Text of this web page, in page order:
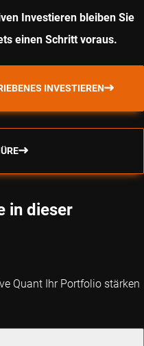
Investieren bleiben Sie
einen Schritt voraus.
INVESTIEREN
in dieser
Quant Ihr Portfolio stärken